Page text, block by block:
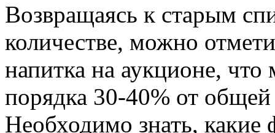
Возвращаясь к старым
количестве, можно
напитка на аукционе, что
порядка 30-40% от общей
Необходимо знать, какие